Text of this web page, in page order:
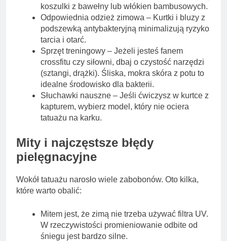
koszulki z bawełny lub włókien bambusowych.
Odpowiednia odzież zimowa – Kurtki i bluzy z
podszewką antybakteryjną minimalizują ryzyko
tarcia i otarć.
Sprzęt treningowy – Jeżeli jesteś fanem
crossfitu czy siłowni, dbaj o czystość narzędzi
(sztangi, drążki). Śliska, mokra skóra z potu to
idealne środowisko dla bakterii.
Słuchawki nauszne – Jeśli ćwiczysz w kurtce z
kapturem, wybierz model, który nie ociera
tatuażu na karku.
Mity i najczęstsze błędy
pielęgnacyjne
Wokół tatuażu narosło wiele zabobonów. Oto kilka,
które warto obalić:
Mitem jest, że zimą nie trzeba używać filtra UV.
W rzeczywistości promieniowanie odbite od
śniegu jest bardzo silne.